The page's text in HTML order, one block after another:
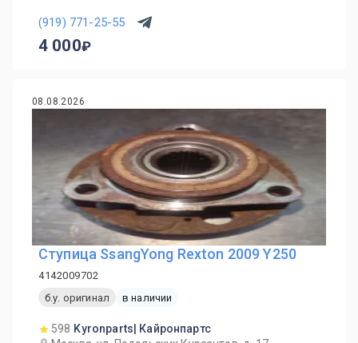
(919) 771-25-55
4 000
08.08.2026
Ступица SsangYong Rexton 2009 Y250
4142009702
б.у. оригинал
в наличии
598 Kyronparts| Кайронпартс